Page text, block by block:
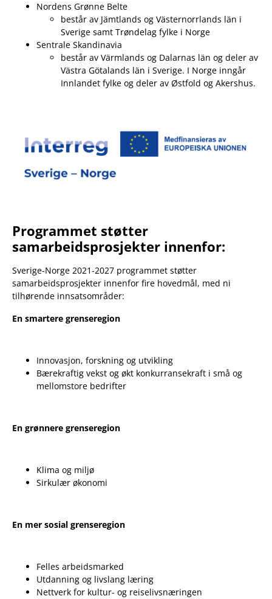
Nordens Grønne Belte
består av Jämtlands og Västernorrlands län i
Sverige samt Trøndelag fylke i Norge
Sentrale Skandinavia
består av Värmlands og Dalarnas län og deler av
Västra Götalands län i Sverige. I Norge inngår
Innlandet fylke og deler av Østfold og Akershus.
Programmet støtter
samarbeidsprosjekter innenfor:
Sverige-Norge 2021-2027 programmet støtter
samarbeidsprosjekter innenfor fire hovedmål, med ni
tilhørende innsatsområder:
En smartere grenseregion
Innovasjon, forskning og utvikling
Bærekraftig vekst og økt konkurransekraft i små og
mellomstore bedrifter
En grønnere grenseregion
Klima og miljø
Sirkulær økonomi
En mer sosial grenseregion
Felles arbeidsmarked
Utdanning og livslang læring
Nettverk for kultur- og reiselivsnæringen